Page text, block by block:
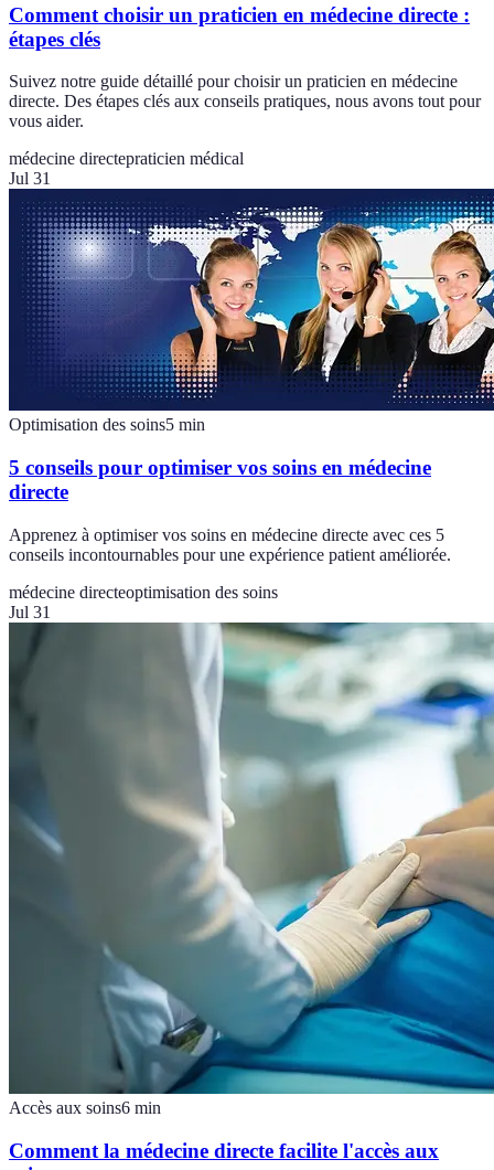
Comment choisir un praticien en médecine directe :
étapes clés
Suivez notre guide détaillé pour choisir un praticien en médecine
directe. Des étapes clés aux conseils pratiques, nous avons tout pour
vous aider.
médecine directepraticien médical
Jul 31
Optimisation des soins5 min
5 conseils pour optimiser vos soins en médecine
directe
Apprenez à optimiser vos soins en médecine directe avec ces 5
conseils incontournables pour une expérience patient améliorée.
médecine directeoptimisation des soins
Jul 31
Accès aux soins6 min
Comment la médecine directe facilite l'accès aux